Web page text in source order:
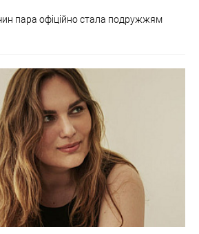
пара офіційно стала подружжям